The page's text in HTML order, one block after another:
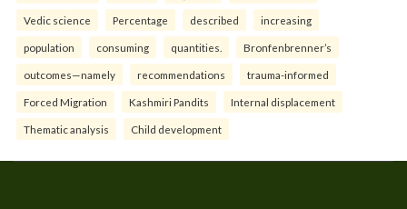
Vedic science Percentage described increasing
population consuming quantities. Bronfenbrenner’s
outcomes—namely recommendations trauma-informed
Forced Migration Kashmiri Pandits Internal displacement
Thematic analysis Child development